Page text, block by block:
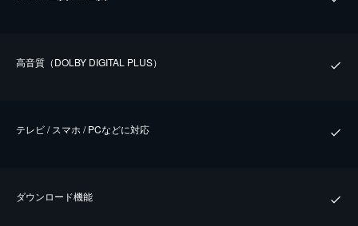
⾼⾳質（DOLBY DIGITAL PLUS）
テレビ / スマホ / PCなどに対応
ダウンロード機能